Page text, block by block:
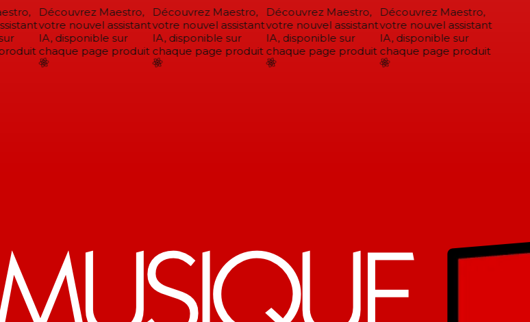
Découvrez Maestro,
votre nouvel assistant
IA, disponible sur
chaque page produit
Découvrez Maestro,
votre nouvel assistant
IA, disponible sur
chaque page produit
Découvrez Maestro,
votre nouvel assistant
IA, disponible sur
chaque page produit
Découvrez Maestro,
votre nouvel assistant
IA, disponible sur
chaque page produit